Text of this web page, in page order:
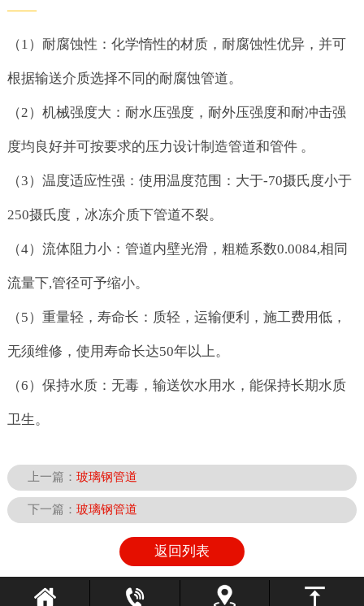
——
（1）耐腐蚀性：化学惰性的材质，耐腐蚀性优异，并可
根据输送介质选择不同的耐腐蚀管道。
（2）机械强度大：耐水压强度，耐外压强度和耐冲击强
度均良好并可按要求的压力设计制造管道和管件 。
（3）温度适应性强：使用温度范围：大于-70摄氏度小于
250摄氏度，冰冻介质下管道不裂。
（4）流体阻力小：管道内壁光滑，粗糙系数0.0084,相同
流量下,管径可予缩小。
（5）重量轻，寿命长：质轻，运输便利，施工费用低，
无须维修，使用寿命长达50年以上。
（6）保持水质：无毒，输送饮水用水，能保持长期水质
卫生。
上一篇：玻璃钢管道
下一篇：玻璃钢管道
返回列表